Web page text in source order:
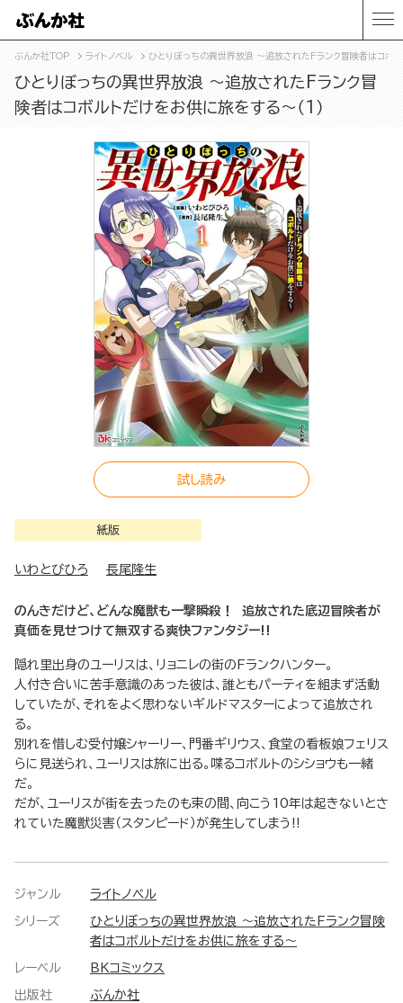
ぶんか社TOP ライトノベル ひとりぼっちの異世界放浪 ～追放されたFランク冒険者はコボル
ひとりぼっちの異世界放浪 ～追放されたFランク冒
険者はコボルトだけをお供に旅をする～（1）
試し読み
紙版
いわとびひろ 長尾隆生
のんきだけど、どんな魔獣も一撃瞬殺！ 追放された底辺冒険者が
真価を見せつけて無双する爽快ファンタジー!!
隠れ里出身のユーリスは、リョニレの街のFランクハンター。
人付き合いに苦手意識のあった彼は、誰ともパーティを組まず活動
していたが、それをよく思わないギルドマスターによって追放され
る。
別れを惜しむ受付嬢シャーリー、門番ギリウス、食堂の看板娘フェリス
らに見送られ、ユーリスは旅に出る。喋るコボルトのシショウも一緒
だ。
だが、ユーリスが街を去ったのも束の間、向こう10年は起きないとさ
れていた魔獣災害（スタンピード）が発生してしまう!!
ジャンル ライトノベル
シリーズ
ひとりぼっちの異世界放浪 ～追放されたFランク冒険
者はコボルトだけをお供に旅をする～
レーベル BKコミックス
出版社 ぶんか社